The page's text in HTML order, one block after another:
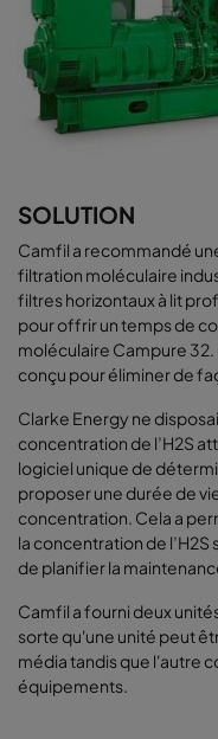
SOLUTION
Camfil a recommandé
filtration moléculaire
filtres horizontaux à lit
pour offrir un temps de
moléculaire Campure
conçu pour éliminer de
Clarke Energy ne
concentration de l’H2S
logiciel unique de
proposer une durée de
concentration. Cela a
la concentration de
de planifier la
Camfil a fourni deux
sorte qu'une unité peut
média tandis que l'autre
équipements.